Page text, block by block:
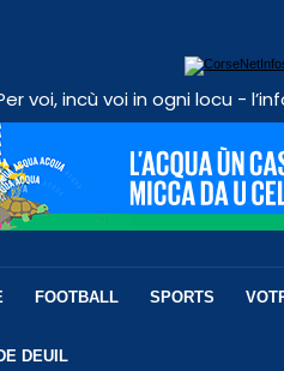
voi, incù voi in ogni locu -
FOOTBALL SPORTS
DEUIL